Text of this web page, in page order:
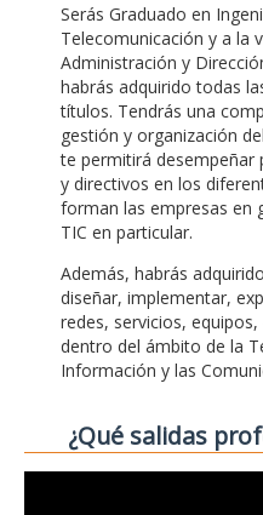
Serás Graduado en
Telecomunicación y a la
Administración y
habrás adquirido todas
títulos. Tendrás una
gestión y organización
te permitirá desempeñar
y directivos en los
forman las empresas en
TIC en particular.
Además, habrás
diseñar, implementar,
redes, servicios,
dentro del ámbito de la
Información y las
¿Qué salidas